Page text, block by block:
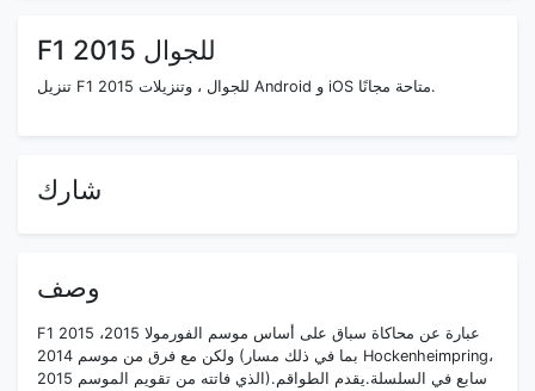
F1 2015 للجوال
تنزيل F1 2015 للجوال ، وتنزيلات Android و iOS متاحة مجانًا.
شارك
وصف
F1 2015 عبارة عن محاكاة سباق على أساس موسم الفورمولا 2015،
ولكن مع فرق من موسم 2014 (بما في ذلك مسار Hockenheimpring،
الذي فاتته من تقويم الموسم 2015).سابع في السلسلة.يقدم الطواقم